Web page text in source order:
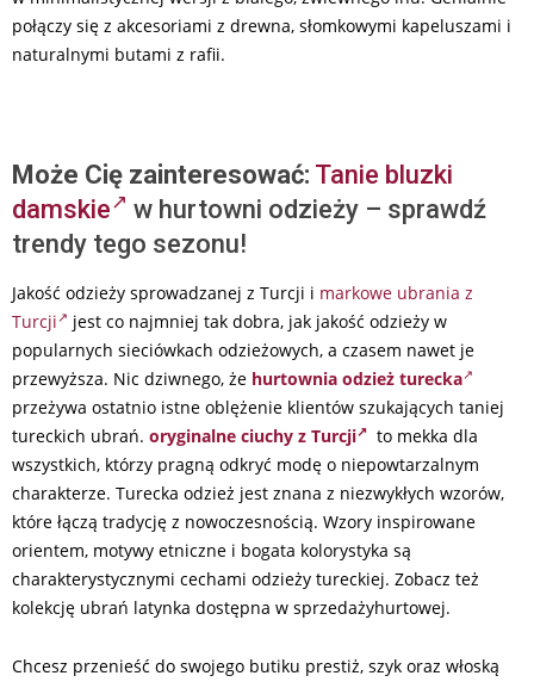
połączy się z akcesoriami z drewna, słomkowymi kapeluszami i
naturalnymi butami z rafii.
Może Cię zainteresować: Tanie bluzki
damskie
w hurtowni odzieży – sprawdź
trendy tego sezonu!
Jakość odzieży sprowadzanej z Turcji i markowe ubrania z
Turcji
jest co najmniej tak dobra, jak jakość odzieży w
popularnych sieciówkach odzieżowych, a czasem nawet je
przewyższa. Nic dziwnego, że hurtownia odzież turecka
przeżywa ostatnio istne oblężenie klientów szukających taniej
tureckich ubrań. oryginalne ciuchy z Turcji
to mekka dla
wszystkich, którzy pragną odkryć modę o niepowtarzalnym
charakterze. Turecka odzież jest znana z niezwykłych wzorów,
które łączą tradycję z nowoczesnością. Wzory inspirowane
orientem, motywy etniczne i bogata kolorystyka są
charakterystycznymi cechami odzieży tureckiej. Zobacz też
kolekcję ubrań latynka dostępna w sprzedażyhurtowej.
Chcesz przenieść do swojego butiku prestiż, szyk oraz włoską